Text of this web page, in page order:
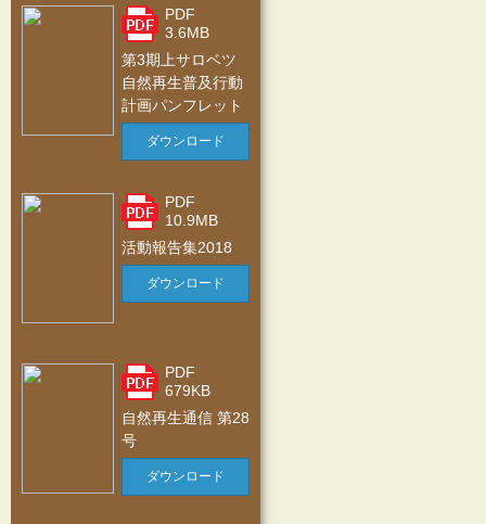
PDF
3.6MB
第3期上サロベツ
自然再生普及行動
計画パンフレット
ダウンロード
PDF
10.9MB
活動報告集2018
ダウンロード
PDF
679KB
自然再生通信 第28
号
ダウンロード